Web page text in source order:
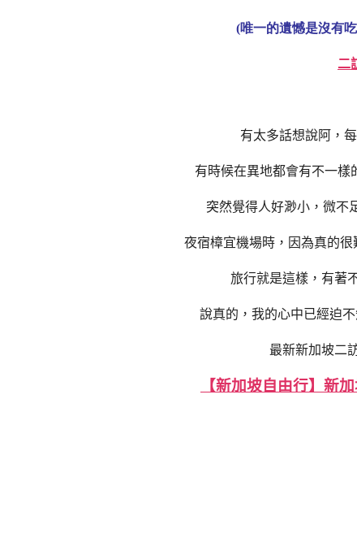
(唯一的遺憾是沒有
二
有太多話想說阿，
有時候在異地都會有不一樣
突然覺得人好渺小，微不
夜宿樟宜機場時，因為真的
旅行就是這樣，有著
說真的，我的心中已經迫
最新新加坡二
【新加坡自由行】新